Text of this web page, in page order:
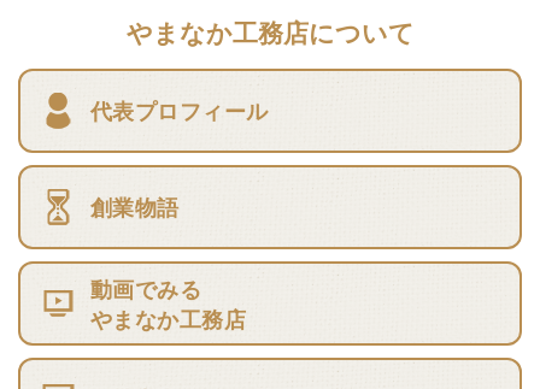
やまなか工務店について
代表プロフィール
創業物語
動画でみる
やまなか工務店